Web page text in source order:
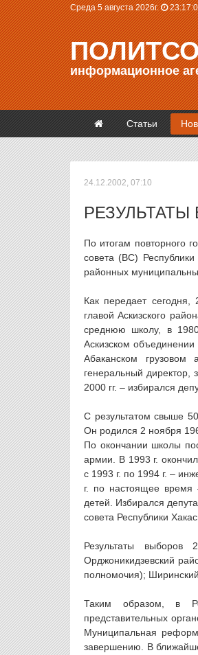
Среда 5 августа 2026г.
информационное
Статьи
24.12.2002, 07:10
По итогам повторного
совета (ВС)
районных
Как передает
главой Аскизского
среднюю школу, в 1980
Аскизском объединении
Абаканском грузовом
генеральный директор,
2000 гг. – избирался
С результатом свыше
Он родился 2 ноября
По окончании школы
армии. В 1993 г.
с 1993 г. по 1994 г. –
г. по настоящее время
детей. Избирался
совета Республики
Результаты
Орджоникидзевский
полномочия);
Таким образом, в
представительных
Муниципальная
завершению. В